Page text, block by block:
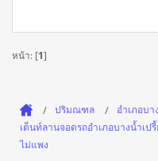
หน้า: [1]
ปริมณฑล
อำเภอบา
เต็นท์ลานจอดรถอำเภอบางน้ำเป
ไม่แพง